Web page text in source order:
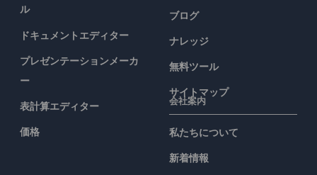
ル
ドキュメントエディター
プレゼンテーションメーカ
ー
表計算エディター
価格
ブログ
ナレッジ
無料ツール
サイトマップ
会社案内
私たちについて
新着情報